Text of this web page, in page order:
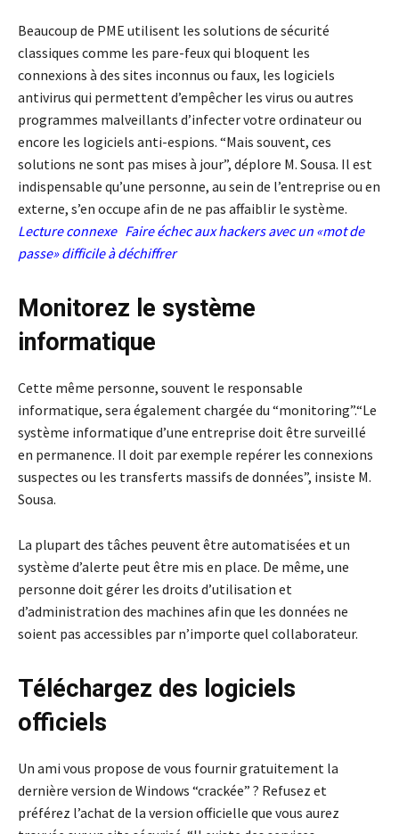
Beaucoup de PME utilisent les solutions de sécurité
classiques comme les pare-feux qui bloquent les
connexions à des sites inconnus ou faux, les logiciels
antivirus qui permettent d’empêcher les virus ou autres
programmes malveillants d’infecter votre ordinateur ou
encore les logiciels anti-espions. “Mais souvent, ces
solutions ne sont pas mises à jour”, déplore M. Sousa. Il est
indispensable qu’une personne, au sein de l’entreprise ou en
externe, s’en occupe afin de ne pas affaiblir le système.
Lecture connexe Faire échec aux hackers avec un «mot de
passe» difficile à déchiffrer
Monitorez le système
informatique
Cette même personne, souvent le responsable
informatique, sera également chargée du “monitoring”.“Le
système informatique d’une entreprise doit être surveillé
en permanence. Il doit par exemple repérer les connexions
suspectes ou les transferts massifs de données”, insiste M.
Sousa.
La plupart des tâches peuvent être automatisées et un
système d’alerte peut être mis en place. De même, une
personne doit gérer les droits d’utilisation et
d’administration des machines afin que les données ne
soient pas accessibles par n’importe quel collaborateur.
Téléchargez des logiciels
officiels
Un ami vous propose de vous fournir gratuitement la
dernière version de Windows “crackée” ? Refusez et
préférez l’achat de la version officielle que vous aurez